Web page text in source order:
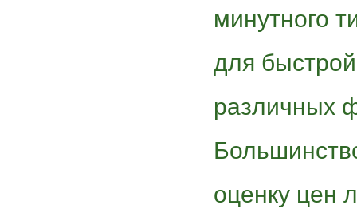
минутного
для
различных
оценку цен